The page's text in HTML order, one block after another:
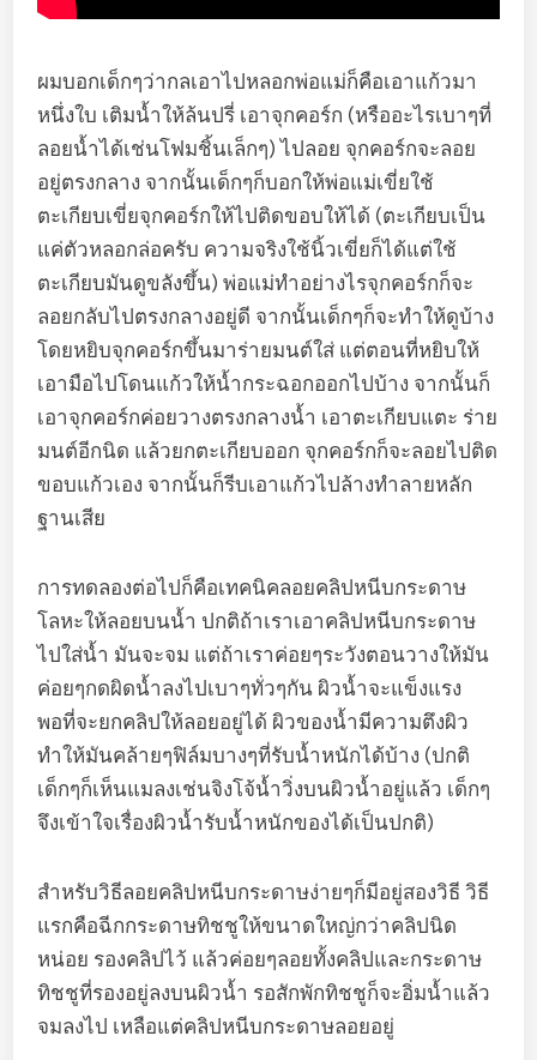
ผมบอกเด็กๆว่ากลเอาไปหลอกพ่อแม่ก็คือเอาแก้วมา
หนึ่งใบ เติมน้ำให้ล้นปรี่ เอาจุกคอร์ก (หรืออะไรเบาๆที่
ลอยน้ำได้เช่นโฟมชิ้นเล็กๆ) ไปลอย จุกคอร์กจะลอย
อยู่ตรงกลาง จากนั้นเด็กๆก็บอกให้พ่อแม่เขี่ยใช้
ตะเกียบเขี่ยจุกคอร์กให้ไปติดขอบให้ได้ (ตะเกียบเป็น
แค่ตัวหลอกล่อครับ ความจริงใช้นิ้วเขี่ยก็ได้แต่ใช้
ตะเกียบมันดูขลังขึ้น) พ่อแม่ทำอย่างไรจุกคอร์กก็จะ
ลอยกลับไปตรงกลางอยู่ดี จากนั้นเด็กๆก็จะทำให้ดูบ้าง
โดยหยิบจุกคอร์กขึ้นมาร่ายมนต์ใส่ แต่ตอนที่หยิบให้
เอามือไปโดนแก้วให้น้ำกระฉอกออกไปบ้าง จากนั้นก็
เอาจุกคอร์กค่อยวางตรงกลางน้ำ เอาตะเกียบแตะ ร่าย
มนต์อีกนิด แล้วยกตะเกียบออก จุกคอร์กก็จะลอยไปติด
ขอบแก้วเอง จากนั้นก็รีบเอาแก้วไปล้างทำลายหลัก
ฐานเสีย
การทดลองต่อไปก็คือเทคนิคลอยคลิปหนีบกระดาษ
โลหะให้ลอยบนน้ำ ปกติถ้าเราเอาคลิปหนีบกระดาษ
ไปใส่น้ำ มันจะจม แต่ถ้าเราค่อยๆระวังตอนวางให้มัน
ค่อยๆกดผิดน้ำลงไปเบาๆทั่วๆกัน ผิวน้ำจะแข็งแรง
พอที่จะยกคลิปให้ลอยอยู่ได้ ผิวของน้ำมีความตึงผิว
ทำให้มันคล้ายๆฟิล์มบางๆที่รับน้ำหนักได้บ้าง (ปกติ
เด็กๆก็เห็นแมลงเช่นจิงโจ้น้ำวิ่งบนผิวน้ำอยู่แล้ว เด็กๆ
จึงเข้าใจเรื่องผิวน้ำรับน้ำหนักของได้เป็นปกติ)
สำหรับวิธีลอยคลิปหนีบกระดาษง่ายๆก็มีอยู่สองวิธี วิธี
แรกคือฉีกกระดาษทิชชูให้ขนาดใหญ่กว่าคลิปนิด
หน่อย รองคลิปไว้ แล้วค่อยๆลอยทั้งคลิปและกระดาษ
ทิชชูที่รองอยู่ลงบนผิวน้ำ รอสักพักทิชชูก็จะอิ่มน้ำแล้ว
จมลงไป เหลือแต่คลิปหนีบกระดาษลอยอยู่